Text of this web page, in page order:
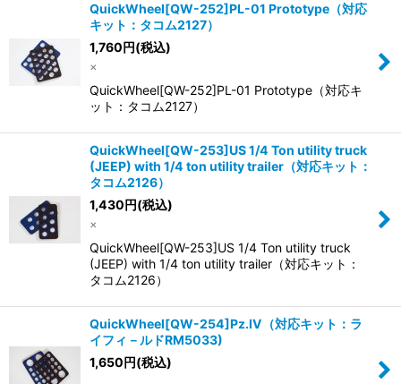
QuickWheel[QW-252]PL-01 Prototype（対応
キット：タコム2127）
1,760円(税込)
×
QuickWheel[QW-252]PL-01 Prototype（対応キ
ット：タコム2127）
QuickWheel[QW-253]US 1/4 Ton utility truck
(JEEP) with 1/4 ton utility trailer（対応キット：
タコム2126）
1,430円(税込)
×
QuickWheel[QW-253]US 1/4 Ton utility truck
(JEEP) with 1/4 ton utility trailer（対応キット：
タコム2126）
QuickWheel[QW-254]Pz.IV（対応キット：ラ
イフィ－ルドRM5033)
1,650円(税込)